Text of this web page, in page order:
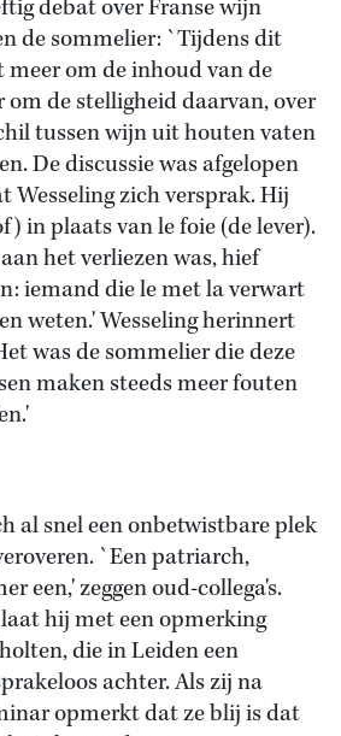
debat over Franse wijn
de sommelier: `Tijdens dit
om de inhoud van de
de stelligheid daarvan, over
tussen wijn uit houten vaten
De discussie was afgelopen
Wesseling zich versprak. Hij
in plaats van le foie (de lever).
het verliezen was, hief
iemand die le met la verwart
weten.' Wesseling herinnert
was de sommelier die deze
maken steeds meer fouten
al snel een onbetwistbare plek
`Een patriarch,
een,' zeggen oud-collega's.
hij met een opmerking
die in Leiden een
achter. Als zij na
opmerkt dat ze blij is dat